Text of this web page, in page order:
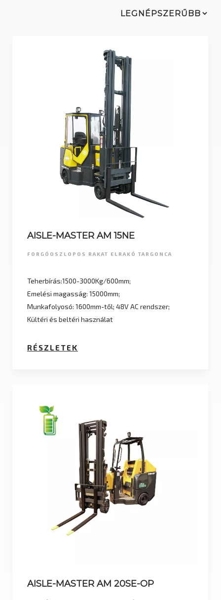
AISLE-MASTER AM 15NE
FORGÓOSZLOPOS RAKAT ELRAKÓ TARGONCA
Teherbírás:1500-3000Kg/600mm;
Emelési magasság: 15000mm;
Munkafolyosó: 1600mm-től; 48V AC rendszer;
Kültéri és beltéri használat
RÉSZLETEK
AISLE-MASTER AM 20SE-OP